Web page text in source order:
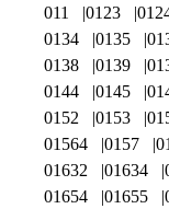
011 0123
0134
0135
0138
0139
0144
0145
0152
0153
01564
0157
01632
01634
01654
01655